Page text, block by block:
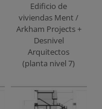
Edificio de
viviendas Ment /
Arkham Projects +
Desnivel
Arquitectos
(planta nivel 7)